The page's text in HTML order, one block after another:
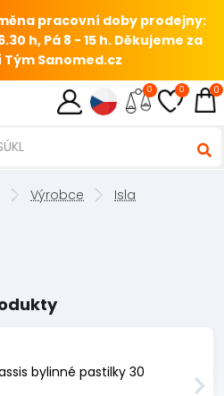
pracovní doby prodejny:
h, Pá 8 - 15 h. Děkujeme za
Sanomed.cz
0 0 0
Výrobce Isla
bylinné pastilky 30